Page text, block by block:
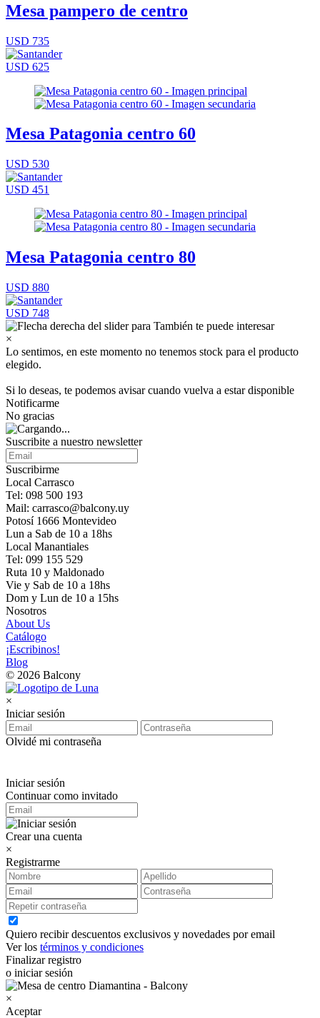
Mesa pampero de centro
USD 735
USD 625
Mesa Patagonia centro 60
USD 530
USD 451
Mesa Patagonia centro 80
USD 880
USD 748
×
Lo sentimos, en este momento no tenemos stock para el producto
elegido.
Si lo deseas, te podemos avisar cuando vuelva a estar disponible
Notificarme
No gracias
Suscribite a nuestro newsletter
Suscribirme
Local Carrasco
Tel: 098 500 193
Mail: carrasco@balcony.uy
Potosí 1666 Montevideo
Lun a Sab de 10 a 18hs
Local Manantiales
Tel: 099 155 529
Ruta 10 y Maldonado
Vie y Sab de 10 a 18hs
Dom y Lun de 10 a 15hs
Nosotros
About Us
Catálogo
¡Escribinos!
Blog
© 2026 Balcony
×
Iniciar sesión
Olvidé mi contraseña
Iniciar sesión
Continuar como invitado
Crear una cuenta
×
Registrarme
Quiero recibir descuentos exclusivos y novedades por email
Ver los términos y condiciones
Finalizar registro
o iniciar sesión
×
Aceptar